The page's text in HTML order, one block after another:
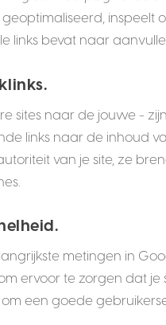
inspeelt
links bevat naar
sites naar de jouwe -
links naar de inhoud
van je site, ze
metingen in
ervoor te zorgen dat je
een goede